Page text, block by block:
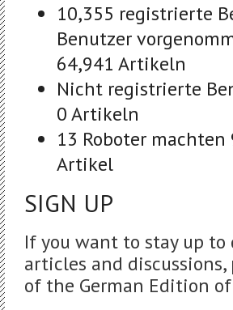
10,355 registrierte
Benutzer
64,941 Artikeln
Nicht registrierte
0 Artikeln
13 Roboter
Artikel
SIGN UP
If you want to stay up
articles and
of the German Edition